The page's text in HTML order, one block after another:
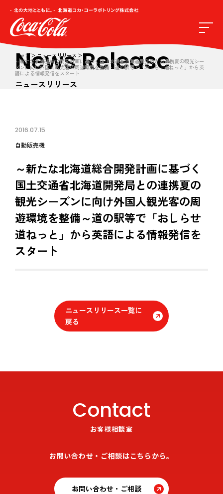
トップ
ニュースリリース
～新たな北海道総合開発計画に基づく国土交通省北海道開発局との連携夏の観光シー
ズンに向け外国人観光客の周遊環境を整備～道の駅等で「おしらせ道ねっと」から英
語による情報発信をスタート
News Release
ニュースリリース
2016.07.15
自動販売機
～新たな北海道総合開発計画に基づく
国土交通省北海道開発局との連携夏の
観光シーズンに向け外国人観光客の周
遊環境を整備～道の駅等で「おしらせ
道ねっと」から英語による情報発信を
スタート
ニュースリリース一覧に
戻る
Contact
お客様相談室
お問い合わせ・ご相談はこちらから。
お問い合わせ・ご相談